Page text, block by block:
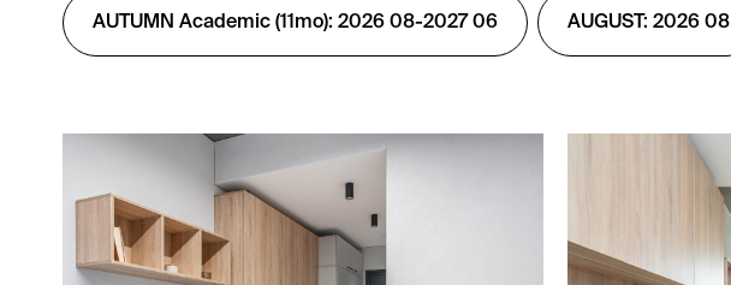
AUTUMN Academic (11mo): 2026 08-2027 06 AUGUST: 2026 08